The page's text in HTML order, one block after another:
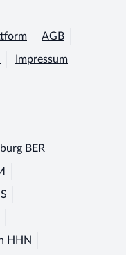
AGB
Impressum
BER
HHN